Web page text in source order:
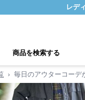
レデ
商品を検索する
› 毎日のアウターコーデ